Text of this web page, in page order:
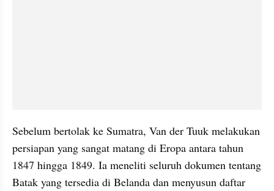
Sebelum bertolak ke Sumatra, Van der Tuuk melakukan
persiapan yang sangat matang di Eropa antara tahun
1847 hingga 1849. Ia meneliti seluruh dokumen tentang
Batak yang tersedia di Belanda dan menyusun daftar